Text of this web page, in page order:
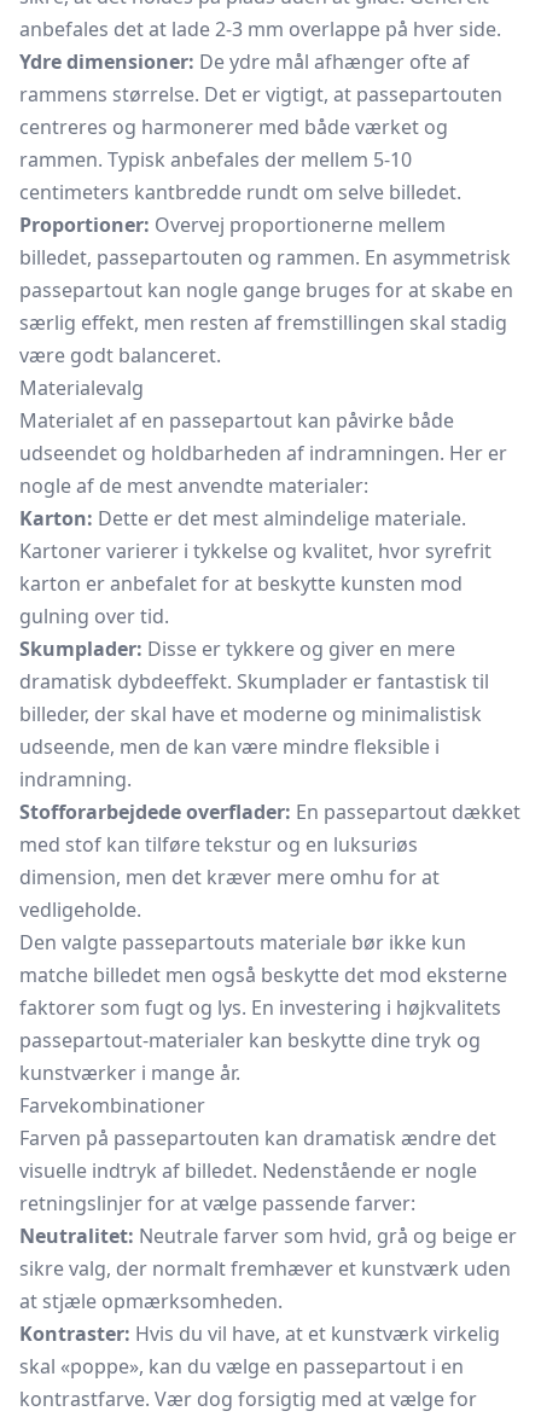
anbefales det at lade 2-3 mm overlappe på hver side.
Ydre dimensioner: De ydre mål afhænger ofte af
rammens størrelse. Det er vigtigt, at passepartouten
centreres og harmonerer med både værket og
rammen. Typisk anbefales der mellem 5-10
centimeters kantbredde rundt om selve billedet.
Proportioner: Overvej proportionerne mellem
billedet, passepartouten og rammen. En asymmetrisk
passepartout kan nogle gange bruges for at skabe en
særlig effekt, men resten af fremstillingen skal stadig
være godt balanceret.
Materialevalg
Materialet af en passepartout kan påvirke både
udseendet og holdbarheden af indramningen. Her er
nogle af de mest anvendte materialer:
Karton: Dette er det mest almindelige materiale.
Kartoner varierer i tykkelse og kvalitet, hvor syrefrit
karton er anbefalet for at beskytte kunsten mod
gulning over tid.
Skumplader: Disse er tykkere og giver en mere
dramatisk dybdeeffekt. Skumplader er fantastisk til
billeder, der skal have et moderne og minimalistisk
udseende, men de kan være mindre fleksible i
indramning.
Stofforarbejdede overflader: En passepartout dækket
med stof kan tilføre tekstur og en luksuriøs
dimension, men det kræver mere omhu for at
vedligeholde.
Den valgte passepartouts materiale bør ikke kun
matche billedet men også beskytte det mod eksterne
faktorer som fugt og lys. En investering i højkvalitets
passepartout-materialer kan beskytte dine tryk og
kunstværker i mange år.
Farvekombinationer
Farven på passepartouten kan dramatisk ændre det
visuelle indtryk af billedet. Nedenstående er nogle
retningslinjer for at vælge passende farver:
Neutralitet: Neutrale farver som hvid, grå og beige er
sikre valg, der normalt fremhæver et kunstværk uden
at stjæle opmærksomheden.
Kontraster: Hvis du vil have, at et kunstværk virkelig
skal «poppe», kan du vælge en passepartout i en
kontrastfarve. Vær dog forsigtig med at vælge for